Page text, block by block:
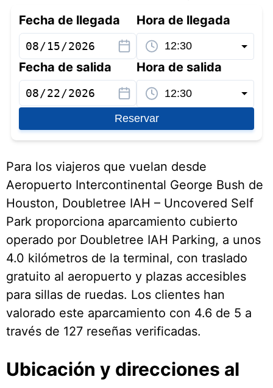
Fecha de llegada Hora de llegada
Fecha de salida Hora de salida
Reservar
Para los viajeros que vuelan desde
Aeropuerto Intercontinental George Bush de
Houston, Doubletree IAH – Uncovered Self
Park proporciona aparcamiento cubierto
operado por Doubletree IAH Parking, a unos
4.0 kilómetros de la terminal, con traslado
gratuito al aeropuerto y plazas accesibles
para sillas de ruedas. Los clientes han
valorado este aparcamiento con 4.6 de 5 a
través de 127 reseñas verificadas.
Ubicación y direcciones al